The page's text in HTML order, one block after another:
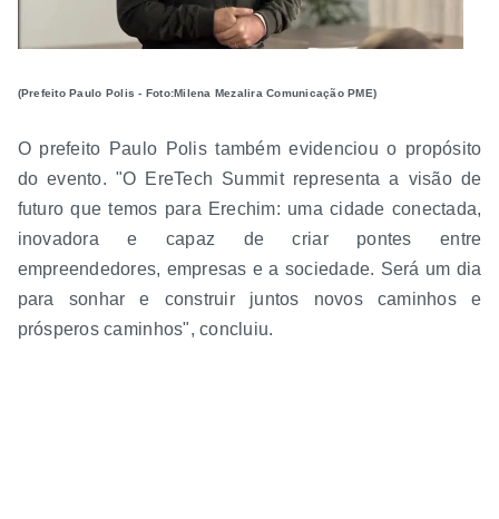
(Prefeito Paulo Polis - Foto:Milena Mezalira Comunicação PME)
O prefeito Paulo Polis também evidenciou o propósito
do evento. "O EreTech Summit representa a visão de
futuro que temos para Erechim: uma cidade conectada,
inovadora e capaz de criar pontes entre
empreendedores, empresas e a sociedade. Será um dia
para sonhar e construir juntos novos caminhos e
prósperos caminhos", concluiu.